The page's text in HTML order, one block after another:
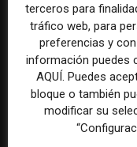
Responsable
en Watif TV
Presencial
terceros para
tráfico web, para
preferencias y
información puedes
AQUÍ. Puedes
bloque o también
modificar su